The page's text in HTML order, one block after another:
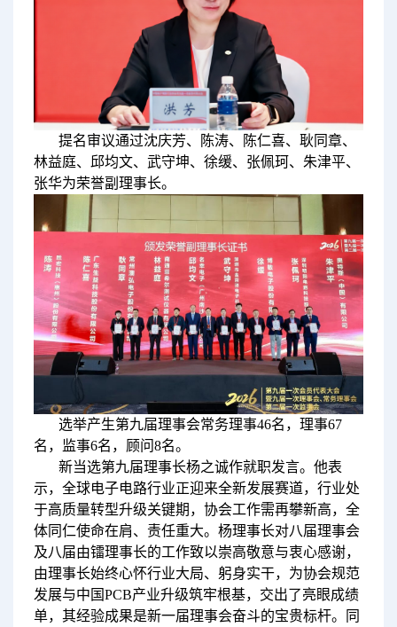
提名审议通过沈庆芳、陈涛、陈仁喜、耿同章、
林益庭、邱均文、武守坤、徐缓、张佩珂、朱津平、
张华为荣誉副理事长。
选举产生第九届理事会常务理事46名，理事67
名，监事6名，顾问8名。
新当选第九届理事长杨之诚作就职发言。他表
示，全球电子电路行业正迎来全新发展赛道，行业处
于高质量转型升级关键期，协会工作需再攀新高，全
体同仁使命在肩、责任重大。杨理事长对八届理事会
及八届由镭理事长的工作致以崇高敬意与衷心感谢，
由理事长始终心怀行业大局、躬身实干，为协会规范
发展与中国PCB产业升级筑牢根基，交出了亮眼成绩
单，其经验成果是新一届理事会奋斗的宝贵标杆。同